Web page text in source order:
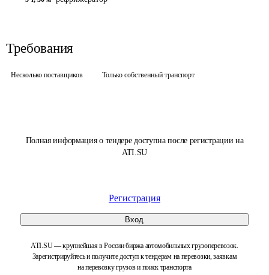
Полная информация о тендере доступна после регистрации на
ATI.SU
Регистрация
Вход
ATI.SU — крупнейшая в России биржа автомобильных грузоперевозок.
Зарегистрируйтесь и получите доступ к тендерам на перевозки, заявкам
на перевозку грузов и поиск транспорта
Требования
Несколько поставщиков Только собственный транспорт